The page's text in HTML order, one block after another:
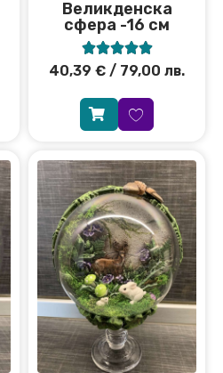
Великденска
сфера -16 см

40,39 € / 79,00 лв.